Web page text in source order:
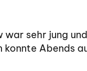
war sehr jung
konnte Abends